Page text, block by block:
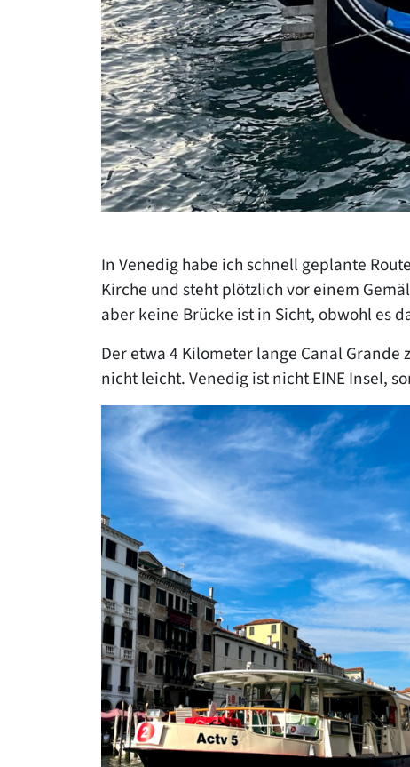
In Venedig habe ich schnell geplante
Kirche und steht plötzlich vor einem
aber keine Brücke ist in Sicht, obwohl es
Der etwa 4 Kilometer lange Canal
nicht leicht. Venedig ist nicht EINE Insel,